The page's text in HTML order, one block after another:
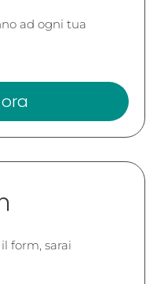
ad ogni tua
form, sarai